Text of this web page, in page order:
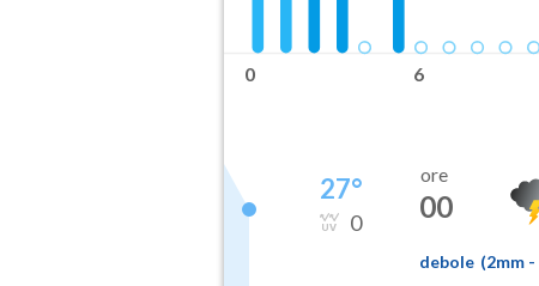
0 6
27°
0
ore
00
debole (2mm -